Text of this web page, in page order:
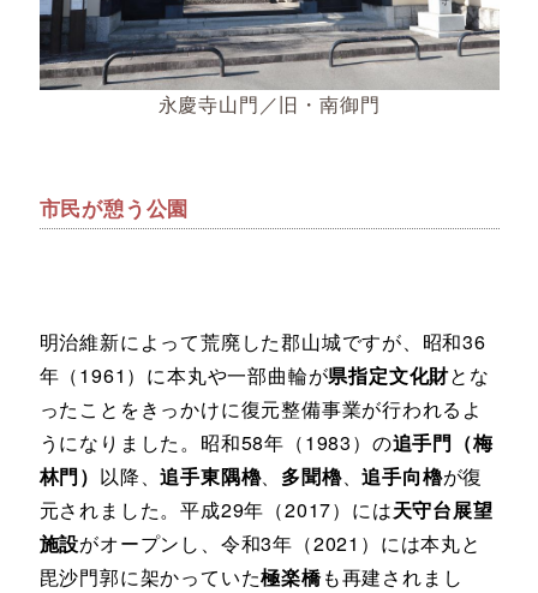
永慶寺山門／旧・南御門
市民が憩う公園
明治維新によって荒廃した郡山城ですが、昭和36
年（1961）に本丸や一部曲輪が県指定文化財とな
ったことをきっかけに復元整備事業が行われるよ
うになりました。昭和58年（1983）の追手門（梅
林門） 以降、追手東隅櫓、 多聞櫓、追手向櫓が復
元されました。平成29年（2017）には天守台展望
施設がオープンし、令和3年（2021）には本丸と
毘沙門郭に架かっていた極楽橋も再建されまし